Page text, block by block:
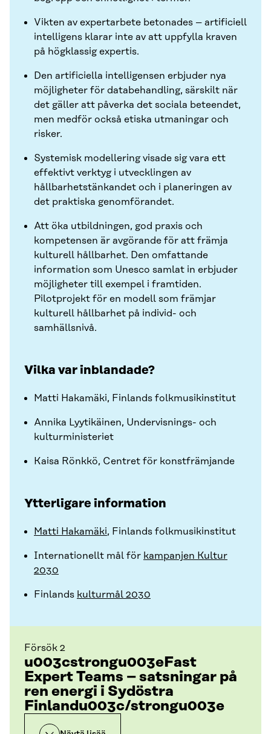
Vikten av expertarbete betonades – artificiell
intelligens klarar inte av att uppfylla kraven
på högklassig expertis.
Den artificiella intelligensen erbjuder nya
möjligheter för databehandling, särskilt när
det gäller att påverka det sociala beteendet,
men medför också etiska utmaningar och
risker.
Systemisk modellering visade sig vara ett
effektivt verktyg i utvecklingen av
hållbarhetstänkandet och i planeringen av
det praktiska genomförandet.
Att öka utbildningen, god praxis och
kompetensen är avgörande för att främja
kulturell hållbarhet. Den omfattande
information som Unesco samlat in erbjuder
möjligheter till exempel i framtiden.
Pilotprojekt för en modell som främjar
kulturell hållbarhet på individ- och
samhällsnivå.
Vilka var inblandade?
Matti Hakamäki, Finlands folkmusikinstitut
Annika Lyytikäinen, Undervisnings- och
kulturministeriet
Kaisa Rönkkö, Centret för konstfrämjande
Ytterligare information
Matti Hakamäki, Finlands folkmusikinstitut
Internationellt mål för kampanjen Kultur
2030
Finlands kulturmål 2030
Försök 2
u003cstrongu003eFast
Expert Teams – satsningar på
ren energi i Sydöstra
Finlandu003c/strongu003e